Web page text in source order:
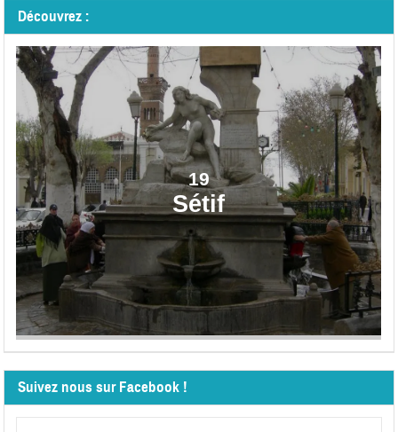
Découvrez :
19
Sétif
Suivez nous sur Facebook !